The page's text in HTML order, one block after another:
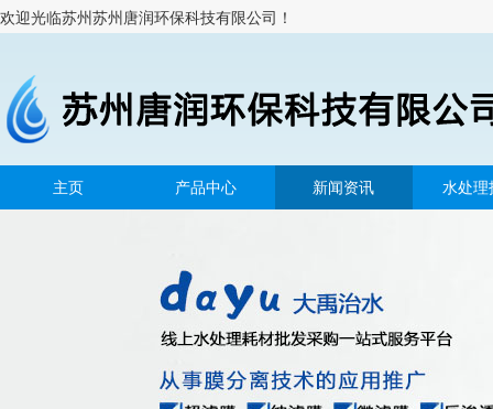
欢迎光临苏州苏州唐润环保科技有限公司！
主页 产品中心 新闻资讯 水处理